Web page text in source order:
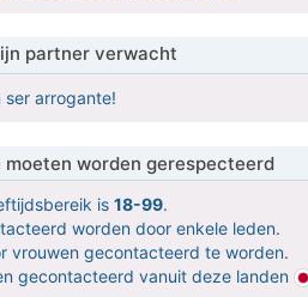
partner verwacht
ser arrogante!
worden gerespecteerd
is 18-99.
worden door enkele leden.
vrouwen gecontacteerd te worden.
gecontacteerd vanuit deze landen